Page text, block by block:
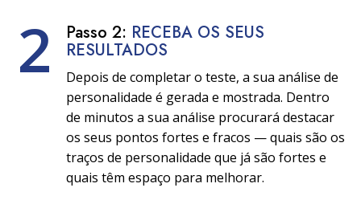
2 Passo 2: RECEBA OS SEUS
RESULTADOS
Depois de completar o teste, a sua análise de
personalidade é gerada e mostrada. Dentro
de minutos a sua análise procurará destacar
os seus pontos fortes e fracos — quais são os
traços de personalidade que já são fortes e
quais têm espaço para melhorar.